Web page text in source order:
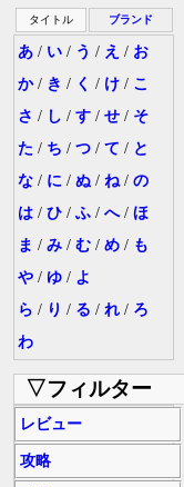
タイトル ブランド
あ / い / う / え / お
か/ き / く / け / こ
さ / し / す / せ / そ
た / ち / つ / て / と
な / に / ぬ / ね / の
は / ひ / ふ / へ/ ほ
ま / み / む / め / も
や / ゆ / よ
ら / り / る / れ / ろ
わ
▽フィルター
レビュー
攻略